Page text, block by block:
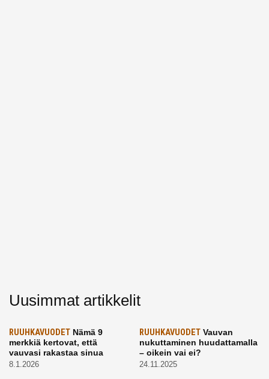
Uusimmat artikkelit
RUUHKAVUODET Nämä 9
merkkiä kertovat, että
vauvasi rakastaa sinua
8.1.2026
RUUHKAVUODETVauvan
nukuttaminen huudattamalla
– oikein vai ei?
24.11.2025